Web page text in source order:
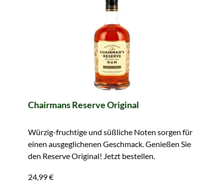
Chairmans Reserve Original
Würzig-fruchtige und süßliche Noten sorgen für
einen ausgeglichenen Geschmack. Genießen Sie
den Reserve Original! Jetzt bestellen.
24,99 €